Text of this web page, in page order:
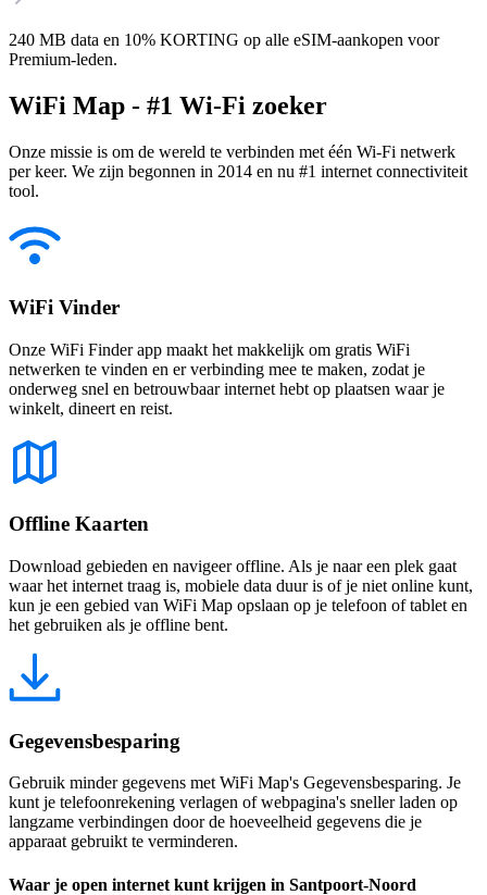
240 MB data en 10% KORTING op alle eSIM-aankopen voor
Premium-leden.
WiFi Map - #1 Wi-Fi zoeker
Onze missie is om de wereld te verbinden met één Wi-Fi netwerk
per keer. We zijn begonnen in 2014 en nu #1 internet connectiviteit
tool.
WiFi Vinder
Onze WiFi Finder app maakt het makkelijk om gratis WiFi
netwerken te vinden en er verbinding mee te maken, zodat je
onderweg snel en betrouwbaar internet hebt op plaatsen waar je
winkelt, dineert en reist.
Offline Kaarten
Download gebieden en navigeer offline. Als je naar een plek gaat
waar het internet traag is, mobiele data duur is of je niet online kunt,
kun je een gebied van WiFi Map opslaan op je telefoon of tablet en
het gebruiken als je offline bent.
Gegevensbesparing
Gebruik minder gegevens met WiFi Map's Gegevensbesparing. Je
kunt je telefoonrekening verlagen of webpagina's sneller laden op
langzame verbindingen door de hoeveelheid gegevens die je
apparaat gebruikt te verminderen.
Waar je open internet kunt krijgen in Santpoort-Noord